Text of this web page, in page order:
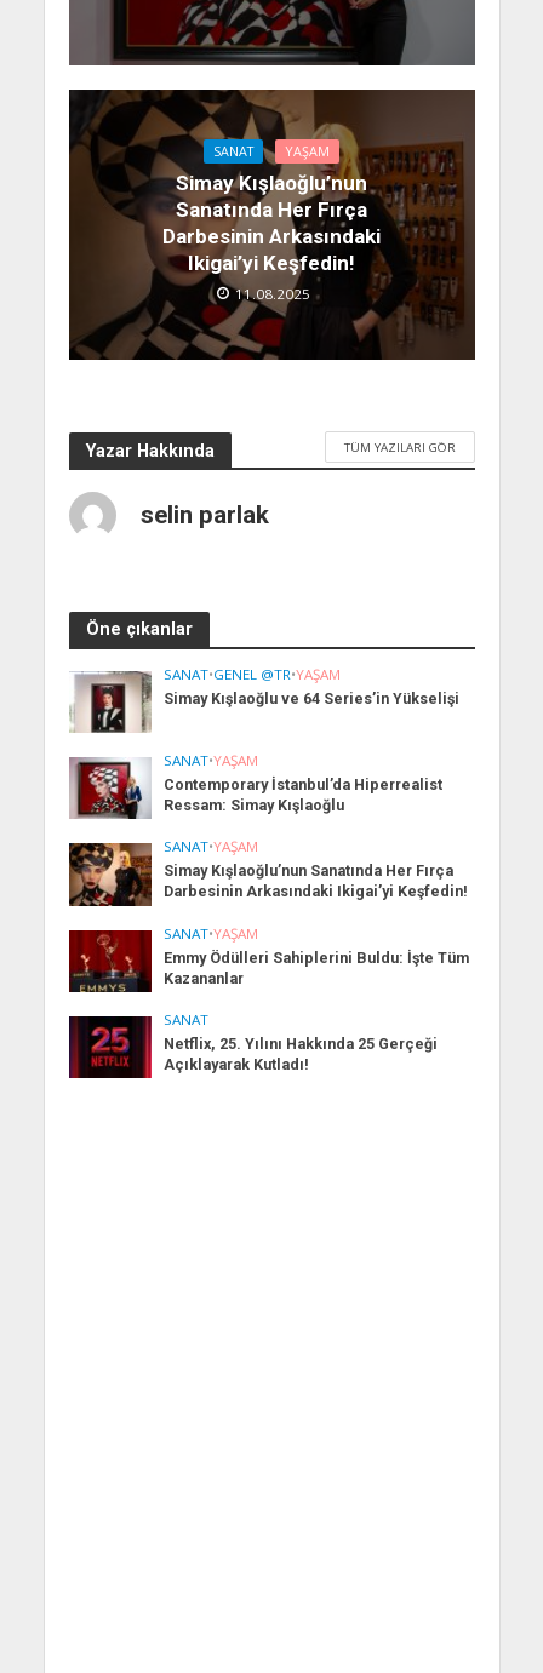
SANAT YAŞAM
Simay Kışlaoğlu’nun
Sanatında Her Fırça
Darbesinin Arkasındaki
Ikigai’yi Keşfedin!
11.08.2025
Yazar Hakkında TÜM YAZILARI GÖR
selin parlak
Öne çıkanlar
SANAT•GENEL @TR•YAŞAM
Simay Kışlaoğlu ve 64 Series’in Yükselişi
SANAT•YAŞAM
Contemporary İstanbul’da Hiperrealist
Ressam: Simay Kışlaoğlu
SANAT•YAŞAM
Simay Kışlaoğlu’nun Sanatında Her Fırça
Darbesinin Arkasındaki Ikigai’yi Keşfedin!
SANAT•YAŞAM
Emmy Ödülleri Sahiplerini Buldu: İşte Tüm
Kazananlar
SANAT
Netflix, 25. Yılını Hakkında 25 Gerçeği
Açıklayarak Kutladı!